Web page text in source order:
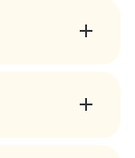
楽しくご参加